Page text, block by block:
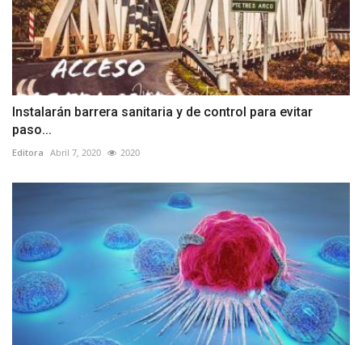
Instalarán barrera sanitaria y de control para evitar
paso...
Editora Abril 7, 2020 2020